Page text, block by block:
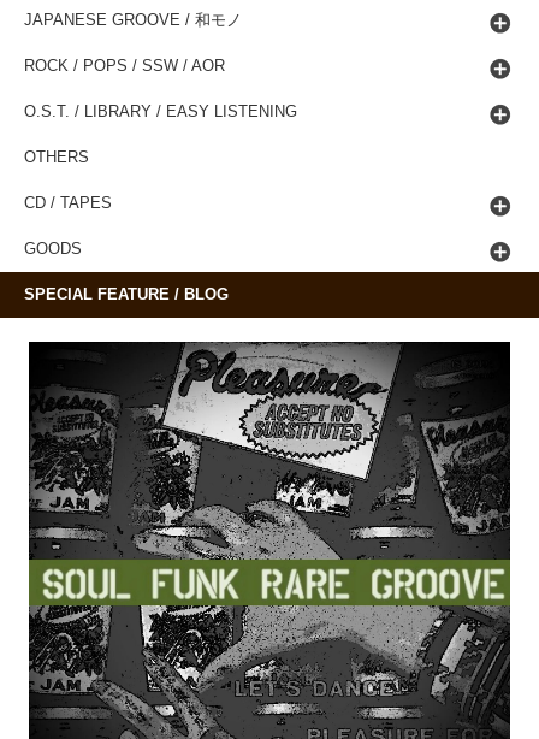
JAPANESE GROOVE / 和モノ
ROCK / POPS / SSW / AOR
O.S.T. / LIBRARY / EASY LISTENING
OTHERS
CD / TAPES
GOODS
SPECIAL FEATURE / BLOG